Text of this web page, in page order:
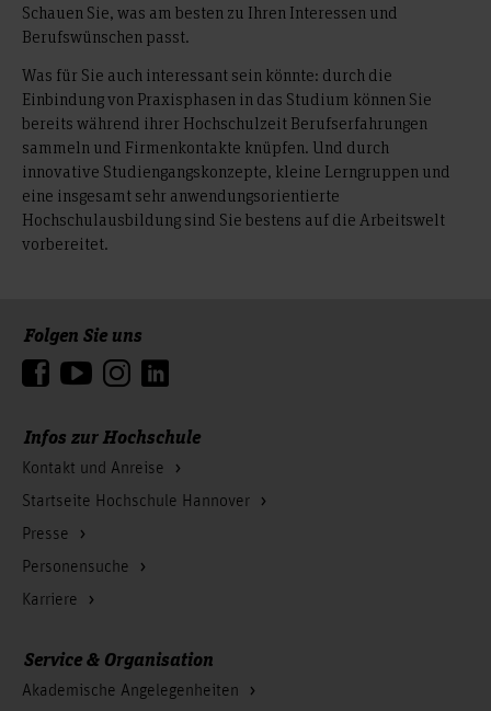
Schauen Sie, was am besten zu Ihren Interessen und
Berufswünschen passt.
Was für Sie auch interessant sein könnte: durch die
Einbindung von Praxisphasen in das Studium können Sie
bereits während ihrer Hochschulzeit Berufserfahrungen
sammeln und Firmenkontakte knüpfen. Und durch
innovative Studiengangskonzepte, kleine Lerngruppen und
eine insgesamt sehr anwendungsorientierte
Hochschulausbildung sind Sie bestens auf die Arbeitswelt
vorbereitet.
Infos zur Hochschule
Kontakt und Anreise
Startseite Hochschule Hannover
Presse
Personensuche
Karriere
Folgen Sie uns
Service & Organisation
Akademische Angelegenheiten